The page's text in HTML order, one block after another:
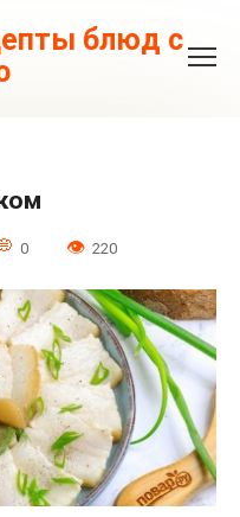
блюд с
0 220